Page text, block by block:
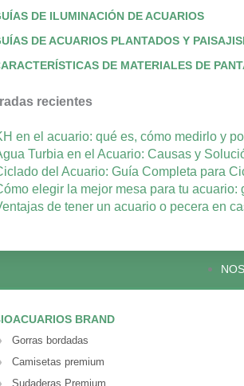
DE ILUMINACIÓN DE ACUARIOS
DE ACUARIOS PLANTADOS Y
DE MATERIALES DE
recientes
en el acuario: qué es, cómo medirlo y
Turbia en el Acuario: Causas y
del Acuario: Guía Completa para
elegir la mejor mesa para tu
de tener un acuario o pecera en
BRAND
Gorras bordadas
Camisetas premium
Sudaderas Premium